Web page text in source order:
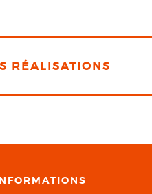
RÉALISATIONS